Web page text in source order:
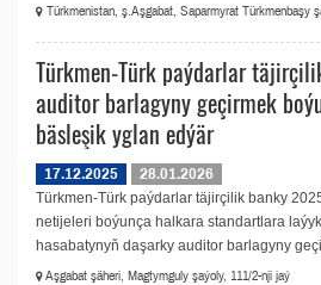
Türkmenistan, ş.Aşgabat, Saparmyrat Türkmenbaşy
Türkmen-Türk paýdarlar
auditor barlagyny geçirmek
bäsleşik yglan edýär
17.12.2025
28.01.2026
Türkmen-Türk paýdarlar täjirçilik banky
netijeleri boýunça halkara standartlara
hasabatynyň daşarky auditor barlagyny
Aşgabat şäheri, Magtymguly şaýoly, 111/2-nji jaý